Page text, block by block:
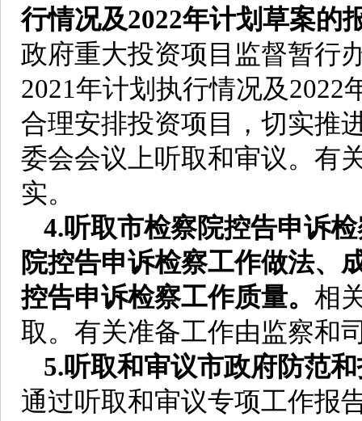
行情况及2022年计划草案的
政府重大投资项目监督暂行
2021年计划执行情况及
合理安排投资项目，切实推
委会会议上听取和审议。有
实。
4.听取市检察院控告申诉
院控告申诉检察工作做法、
控告申诉检察工作质量。 相
取。有关准备工作由监察和
5.听取和审议市政府防范
通过听取和审议专项工作报